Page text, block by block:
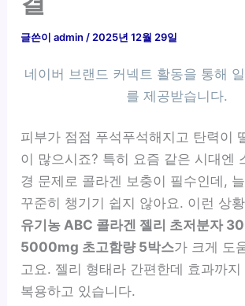
글쓴이admin / 2025년 12월 29일
피부가 점점 푸석푸석해지고 탄력이
이 많으시죠? 특히 요즘 같은 시대엔
경 문제로 콜라겐 보충이 필수인데,
꾸준히 챙기기 쉽지 않아요. 이런 상
유기농 ABC 콜라겐 젤리 초저분자
5000mg 초고함량 5박스가 크게 도
고요. 젤리 형태라 간편한데 효과까지
복용하고 있습니다.